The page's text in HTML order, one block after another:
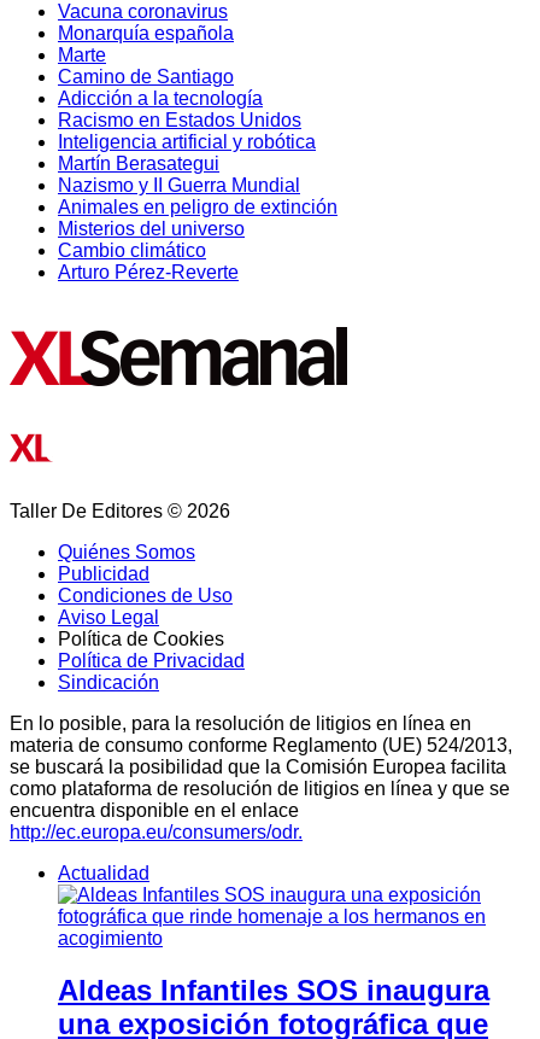
Vacuna coronavirus
Monarquía española
Marte
Camino de Santiago
Adicción a la tecnología
Racismo en Estados Unidos
Inteligencia artificial y robótica
Martín Berasategui
Nazismo y II Guerra Mundial
Animales en peligro de extinción
Misterios del universo
Cambio climático
Arturo Pérez-Reverte
Taller De Editores © 2026
Quiénes Somos
Publicidad
Condiciones de Uso
Aviso Legal
Política de Cookies
Política de Privacidad
Sindicación
En lo posible, para la resolución de litigios en línea en
materia de consumo conforme Reglamento (UE) 524/2013,
se buscará la posibilidad que la Comisión Europea facilita
como plataforma de resolución de litigios en línea y que se
encuentra disponible en el enlace
http://ec.europa.eu/consumers/odr.
Actualidad
Aldeas Infantiles SOS inaugura
una exposición fotográfica que